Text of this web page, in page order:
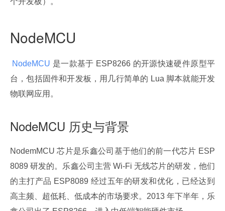
NodeMCU
NodeMCU 是一款基于 ESP8266 的开源快速硬件原型平
台，包括固件和开发板，用几行简单的 Lua 脚本就能开发
物联网应用。
NodeMCU 历史与背景
NodemMCU 芯片是乐鑫公司基于他们的前一代芯片 ESP
8089 研发的。乐鑫公司主营 Wi-Fi 无线芯片的研发，他们
的主打产品 ESP8089 经过五年的研发和优化，已经达到
高主频、超低耗、低成本的市场要求。2013 年下半年，乐